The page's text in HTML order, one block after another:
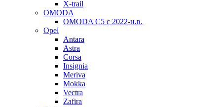
X-trail
OMODA
OMODA C5 c 2022-н.в.
Opel
Antara
Astra
Corsa
Insignia
Meriva
Mokka
Vectra
Zafira